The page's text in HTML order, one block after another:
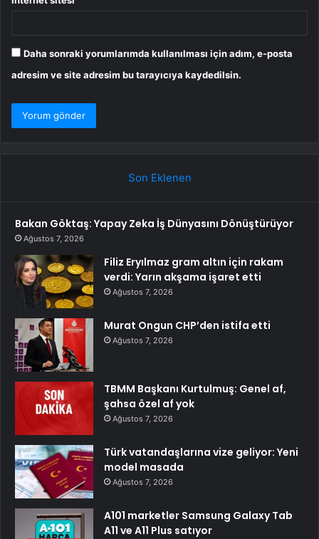
Daha sonraki yorumlarımda kullanılması için adım, e-posta
adresim ve site adresim bu tarayıcıya kaydedilsin.
Son Eklenen
Bakan Göktaş: Yapay Zeka İş Dünyasını Dönüştürüyor
Ağustos 7, 2026
Filiz Eryılmaz gram altın için rakam
verdi: Yarın akşama işaret etti
Ağustos 7, 2026
Murat Ongun CHP’den istifa etti
Ağustos 7, 2026
TBMM Başkanı Kurtulmuş: Genel af,
şahsa özel af yok
Ağustos 7, 2026
Türk vatandaşlarına vize geliyor: Yeni
model masada
Ağustos 7, 2026
A101 marketler Samsung Galaxy Tab
A11 ve A11 Plus satıyor